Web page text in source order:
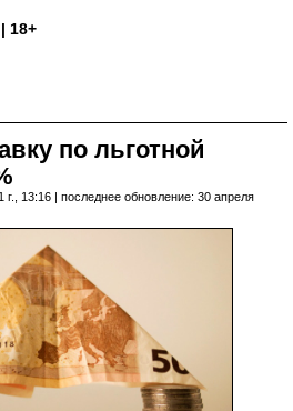
18+
по льготной
13:16 | последнее обновление: 30 апреля